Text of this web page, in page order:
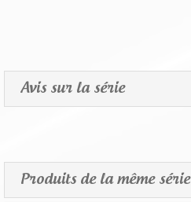
Avis sur la série
Produits de la même série